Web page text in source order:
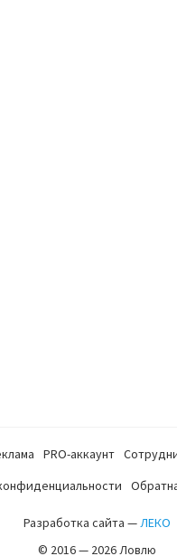
PRO-аккаунт
Разработка сайта —ЛЕКО
© 2016 — 2026 Ловлю